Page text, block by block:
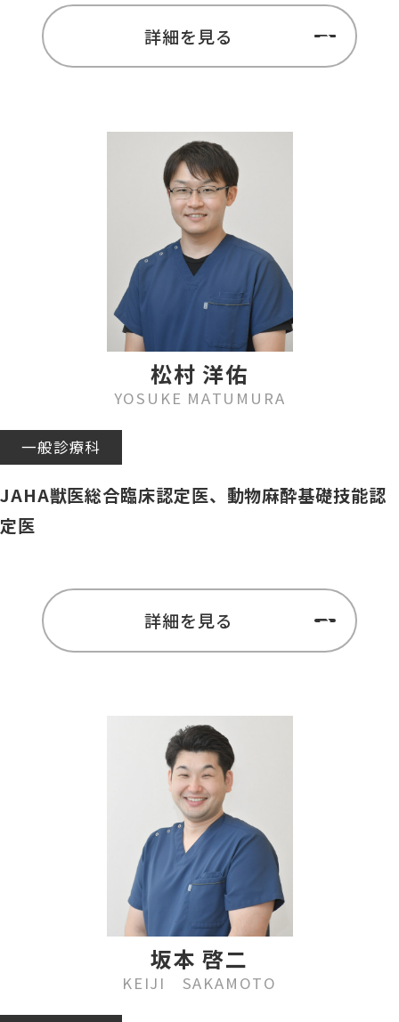
ンなどまでご相談ください。オーナー様の大切な家族の
一助となれば幸いです。詳細を見る
松村 洋佑
YOSUKE MATUMURA
一般診療科
JAHA獣医総合臨床認定医、動物麻酔基礎技能認
定医
詳細を見る
坂本 啓二
KEIJI SAKAMOTO